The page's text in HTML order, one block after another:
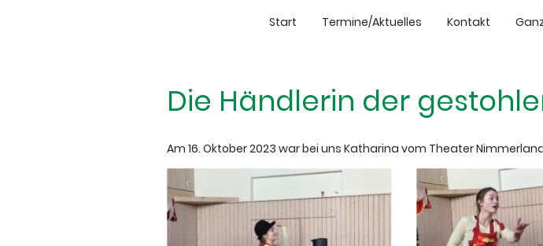
Start Termine/Aktuelles Kontakt
Die Händlerin der
Am 16. Oktober 2023 war bei uns Katharina vom Theater